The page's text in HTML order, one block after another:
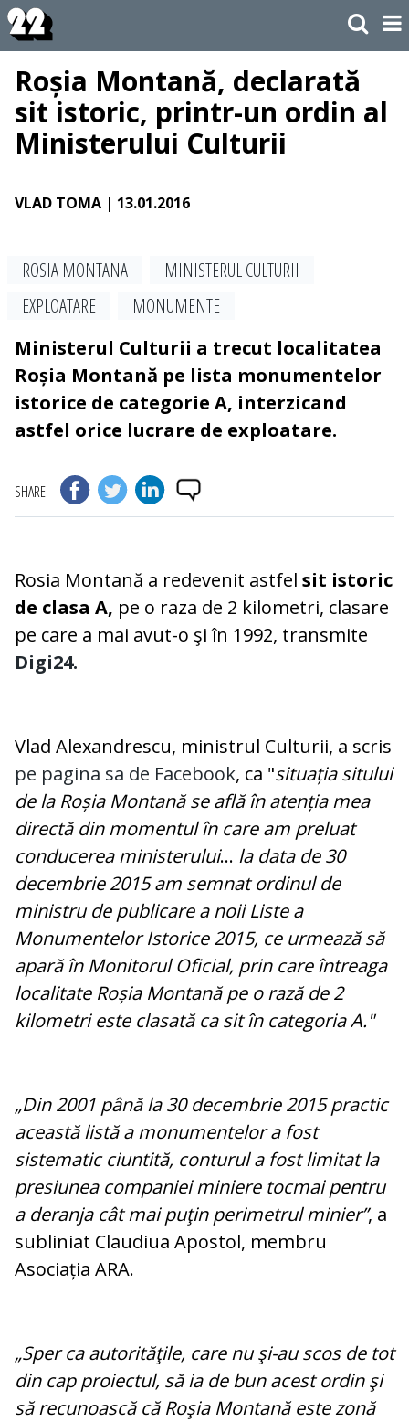
Roșia Montană, declarată
sit istoric, printr-un ordin al
Ministerului Culturii
VLAD TOMA | 13.01.2016
ROSIA MONTANA
MINISTERUL CULTURII
EXPLOATARE
MONUMENTE
Ministerul Culturii a trecut localitatea
Roșia Montană pe lista monumentelor
istorice de categorie A, interzicand
astfel orice lucrare de exploatare.
SHARE
Rosia Montană a redevenit astfel sit istoric
de clasa A, pe o raza de 2 kilometri, clasare
pe care a mai avut-o şi în 1992, transmite
Digi24.
Vlad Alexandrescu, ministrul Culturii, a scris
pe pagina sa de Facebook, ca "situația sitului
de la Roșia Montană se află în atenția mea
directă din momentul în care am preluat
conducerea ministerului... la data de 30
decembrie 2015 am semnat ordinul de
ministru de publicare a noii Liste a
Monumentelor Istorice 2015, ce urmează să
apară în Monitorul Oficial, prin care întreaga
localitate Roșia Montană pe o rază de 2
kilometri este clasată ca sit în categoria A."
„Din 2001 până la 30 decembrie 2015 practic
această listă a monumentelor a fost
sistematic ciuntită, conturul a fost limitat la
presiunea companiei miniere tocmai pentru
a deranja cât mai puţin perimetrul minier”, a
subliniat Claudiua Apostol, membru
Asociația ARA.
„Sper ca autorităţile, care nu şi-au scos de tot
din cap proiectul, să ia de bun acest ordin şi
să recunoască că Roşia Montană este zonă